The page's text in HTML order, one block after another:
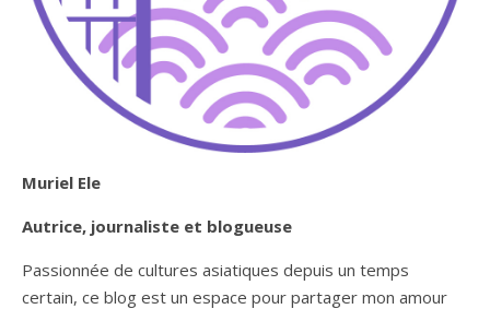
Muriel Ele
Autrice, journaliste et blogueuse
Passionnée de cultures asiatiques depuis un temps
certain, ce blog est un espace pour partager mon amour